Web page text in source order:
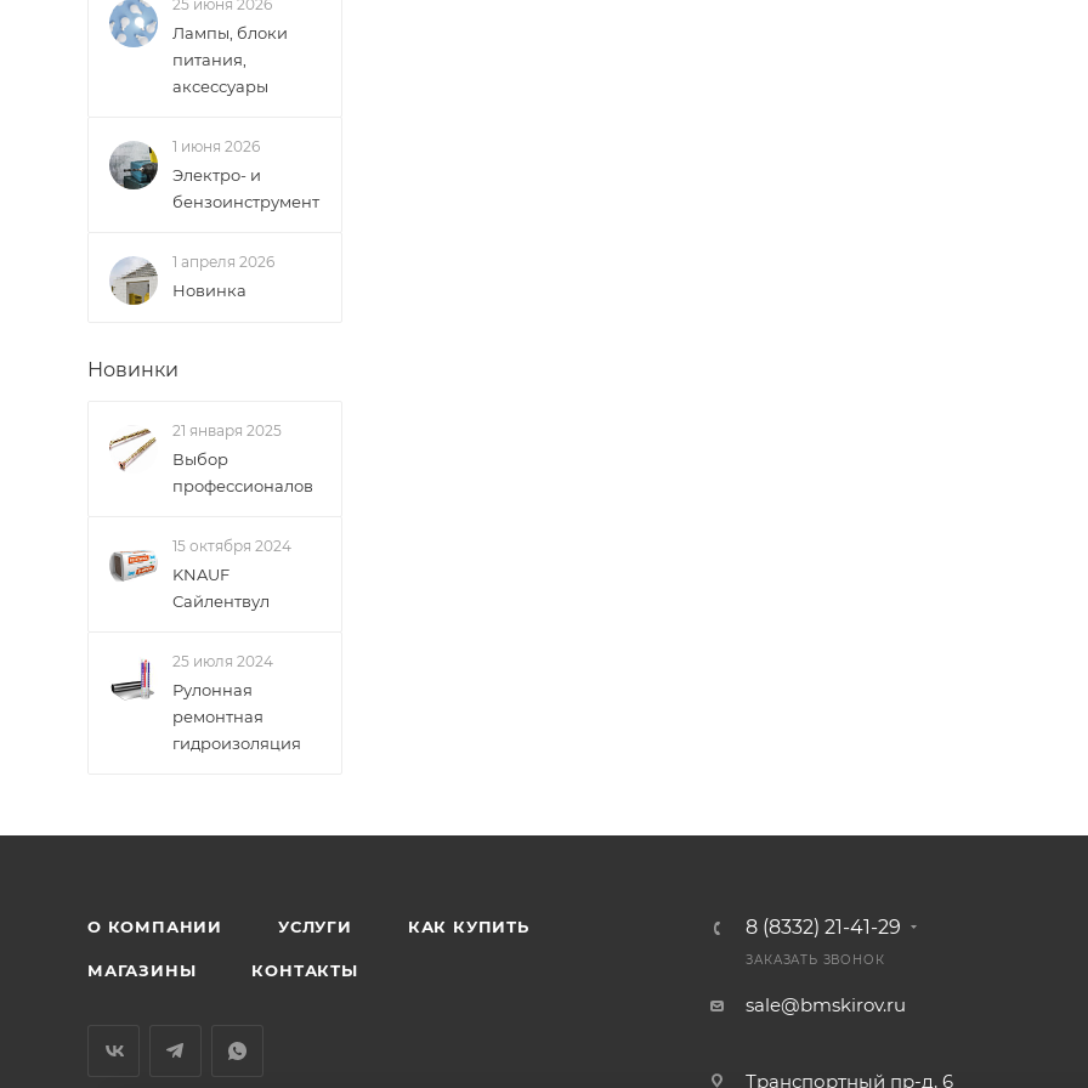
25 июня 2026
Лампы, блоки
питания,
аксессуары
1 июня 2026
Электро- и
бензоинструмент
1 апреля 2026
Новинка
Новинки
21 января 2025
Выбор
профессионалов
15 октября 2024
KNAUF
Сайлентвул
25 июля 2024
Рулонная
ремонтная
гидроизоляция
О КОМПАНИИ УСЛУГИ КАК КУПИТЬ
МАГАЗИНЫ КОНТАКТЫ
8 (8332) 21-41-29
ЗАКАЗАТЬ ЗВОНОК
sale@bmskirov.ru
Транспортный пр-д, 6